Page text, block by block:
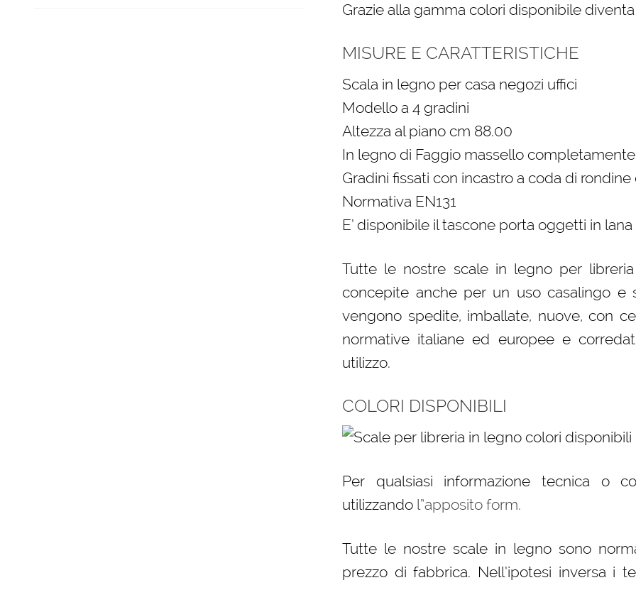
Grazie alla gamma colori disponibile
MISURE E CARATTERISTICHE
Scala in legno per casa negozi uffici
Modello a 4 gradini
Altezza al piano cm 88.00
In legno di Faggio massello
Gradini fissati con incastro a coda di
Normativa EN131
E’ disponibile il tascone porta oggetti in
Tutte le nostre scale in legno per
concepite anche per un uso casalingo e
vengono spedite, imballate, nuove, con
normative italiane ed europee e
utilizzo.
COLORI DISPONIBILI
Per qualsiasi informazione tecnica o
utilizzando l”apposito form.
Tutte le nostre scale in legno sono
prezzo di fabbrica. Nell’ipotesi inversa i